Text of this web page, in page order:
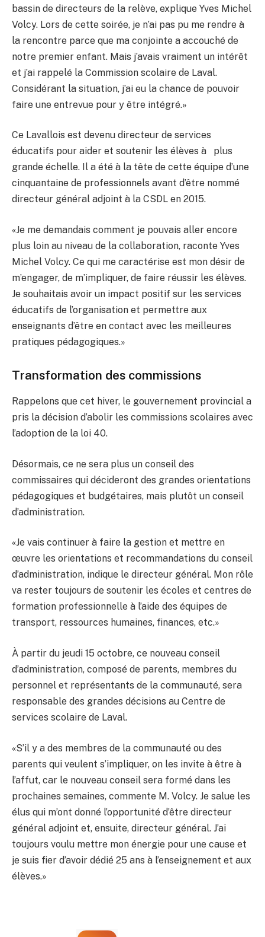
bassin de directeurs de la relève, explique Yves Michel
Volcy. Lors de cette soirée, je n’ai pas pu me rendre à
la rencontre parce que ma conjointe a accouché de
notre premier enfant. Mais j’avais vraiment un intérêt
et j’ai rappelé la Commission scolaire de Laval.
Considérant la situation, j’ai eu la chance de pouvoir
faire une entrevue pour y être intégré.»
Ce Lavallois est devenu directeur de services
éducatifs pour aider et soutenir les élèves à plus
grande échelle. Il a été à la tête de cette équipe d’une
cinquantaine de professionnels avant d’être nommé
directeur général adjoint à la CSDL en 2015.
«Je me demandais comment je pouvais aller encore
plus loin au niveau de la collaboration, raconte Yves
Michel Volcy. Ce qui me caractérise est mon désir de
m’engager, de m’impliquer, de faire réussir les élèves.
Je souhaitais avoir un impact positif sur les services
éducatifs de l’organisation et permettre aux
enseignants d’être en contact avec les meilleures
pratiques pédagogiques.»
Transformation des commissions
Rappelons que cet hiver, le gouvernement provincial a
pris la décision d’abolir les commissions scolaires avec
l’adoption de la loi 40.
Désormais, ce ne sera plus un conseil des
commissaires qui décideront des grandes orientations
pédagogiques et budgétaires, mais plutôt un conseil
d’administration.
«Je vais continuer à faire la gestion et mettre en
œuvre les orientations et recommandations du conseil
d’administration, indique le directeur général. Mon rôle
va rester toujours de soutenir les écoles et centres de
formation professionnelle à l’aide des équipes de
transport, ressources humaines, finances, etc.»
À partir du jeudi 15 octobre, ce nouveau conseil
d’administration, composé de parents, membres du
personnel et représentants de la communauté, sera
responsable des grandes décisions au Centre de
services scolaire de Laval.
«S’il y a des membres de la communauté ou des
parents qui veulent s’impliquer, on les invite à être à
l’affut, car le nouveau conseil sera formé dans les
prochaines semaines, commente M. Volcy. Je salue les
élus qui m’ont donné l’opportunité d’être directeur
général adjoint et, ensuite, directeur général. J’ai
toujours voulu mettre mon énergie pour une cause et
je suis fier d’avoir dédié 25 ans à l’enseignement et aux
élèves.»